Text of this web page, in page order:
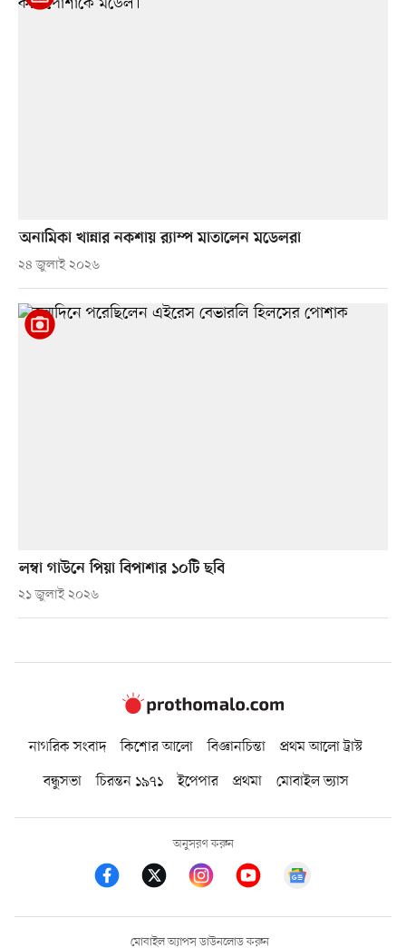
অনামিকা খান্নার নকশায় র‍্যাম্প মাতালেন মডেলরা
২৪ জুলাই ২০২৬
লম্বা গাউনে পিয়া বিপাশার ১০টি ছবি
২১ জুলাই ২০২৬
নাগরিক সংবাদ কিশোর আলো বিজ্ঞানচিন্তা
প্রথম আলো ট্রাস্ট
বন্ধুসভা
চিরন্তন ১৯৭১ ইপেপার প্রথমা মোবাইল ভ্যাস
অনুসরণ করুন
মোবাইল অ্যাপস ডাউনলোড করুন